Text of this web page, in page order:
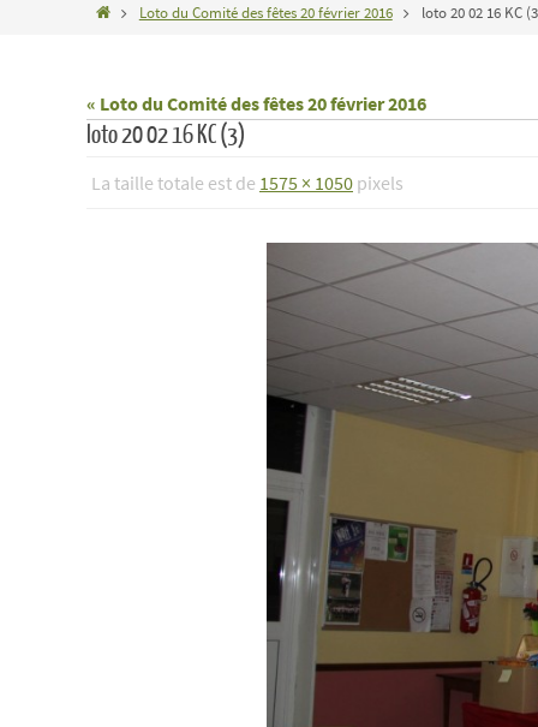
HomeLoto du Comité des fêtes 20 février 2016 loto 20 02 16 KC
« Loto du Comité des fêtes 20 février 2016
loto 20 02 16 KC (3)
La taille totale est de 1575 × 1050 pixels